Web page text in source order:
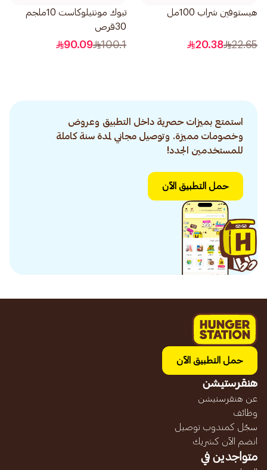
هيستوفين شراب 100مل
22.65
20.38
تبوك مونتيلوكاست 10ملجم
30قرص
100.1
90.09
استمتع بميزات حصرية داخل التطبيق وعروض
وخصومات مميزة. وتوصيل مجاني لمدة سنة كاملة
للمستخدمين الجدد!
حمل التطبيق الآن
حمل التطبيق الآن
هنقرستيشن
عن هنقرستيشن
وظائف
سجّل كمندوب توصيل
انضم الآن كشريك
متواجدين في